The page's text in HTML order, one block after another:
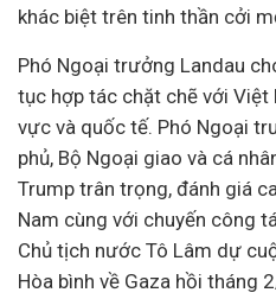
khác biệt trên tinh thần cởi
Phó Ngoại trưởng Landau
tục hợp tác chặt chẽ với Việt
vực và quốc tế. Phó Ngoại
phủ, Bộ Ngoại giao và cá
Trump trân trọng, đánh giá
Nam cùng với chuyến công
Chủ tịch nước Tô Lâm dự
Hòa bình về Gaza hồi tháng